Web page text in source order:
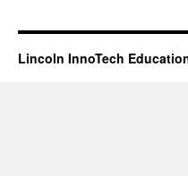
Lincoln InnoTech